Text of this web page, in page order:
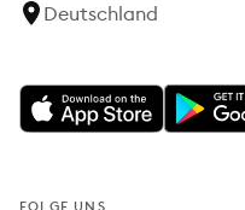
Deutschland
FOLGE UNS